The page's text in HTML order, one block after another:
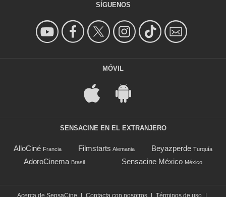
SÍGUENOS
MÓVIL
SENSACINE EN EL EXTRANJERO
AlloCiné Francia Filmstarts Alemania Beyazperde Turquía
AdoroCinema Brasil Sensacine México México
Acerca de SensaCine | Contacta con nosotros | Términos de uso |